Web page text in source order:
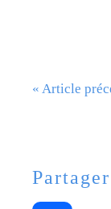
« Article